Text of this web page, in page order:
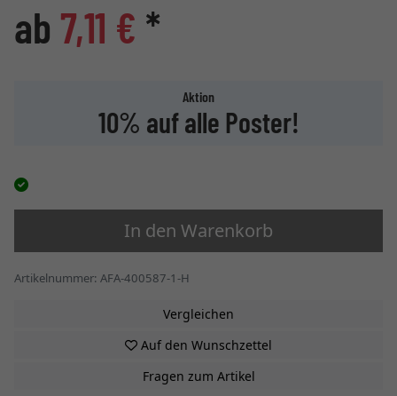
ab 7,11 € *
Aktion
10% auf alle Poster!
In den Warenkorb
Artikelnummer: AFA-400587-1-H
Vergleichen
Auf den Wunschzettel
Fragen zum Artikel